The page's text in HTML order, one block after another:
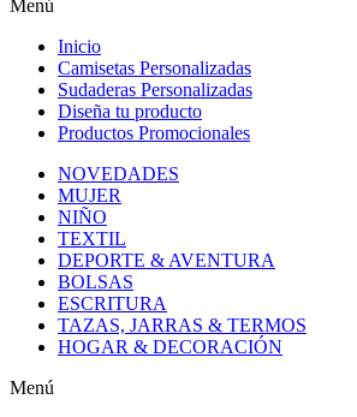
Menú
Inicio
Camisetas Personalizadas
Sudaderas Personalizadas
Diseña tu producto
Productos Promocionales
NOVEDADES
MUJER
NIÑO
TEXTIL
DEPORTE & AVENTURA
BOLSAS
ESCRITURA
TAZAS, JARRAS & TERMOS
HOGAR & DECORACIÓN
Menú